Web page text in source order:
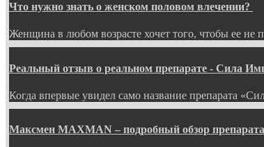
Что нужно знать о женском половом влечении?
Женщина в любом возрасте хочет того, чтобы ее
Реальный отзыв о реальном препарате - Сила
Когда впервые увидел само название препарата
Максмен MAXMAN – подробный обзор препарата